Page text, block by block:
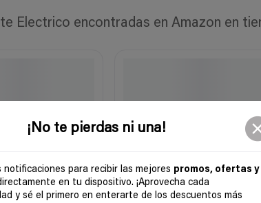
¡No te pierdas ni una!
notificaciones para recibir las mejores promos, ofertas y
en tu dispositivo. ¡Aprovecha cada
y sé el primero en enterarte de los descuentos más
Electrico encontradas en Amazon en